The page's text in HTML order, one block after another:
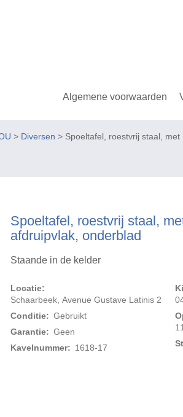
Algemene voorwaarden
> Diversen > Spoeltafel, roestvrij staal,
Spoeltafel, roestvrij staal,
afdruipvlak, onderblad
Staande in de kelder
Locatie:
Schaarbeek, Avenue Gustave Latinis 2
Conditie: Gebruikt
Garantie: Geen
Kavelnummer: 1618-17